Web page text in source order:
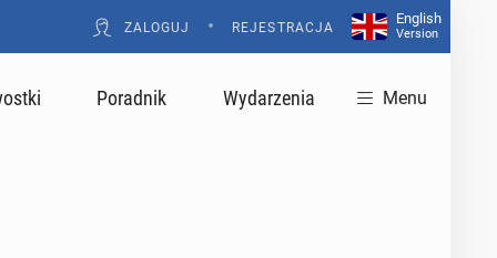
ZALOGUJ • REJESTRACJA
English
Version
Poradnik Wydarzenia Menu